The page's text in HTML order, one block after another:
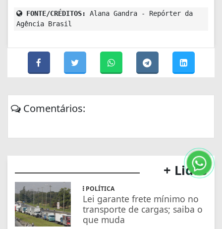
FONTE/CRÉDITOS:
Alana Gandra - Repórter da
Agência Brasil
Comentários:
+ Lidas
POLÍTICA
Lei garante frete mínimo no
transporte de cargas; saiba o
que muda